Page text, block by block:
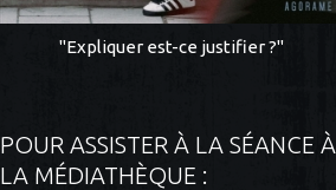
"Expliquer est-ce justifier ?"
POUR ASSISTER À LA SÉANCE À
LA MÉDIATHÈQUE :